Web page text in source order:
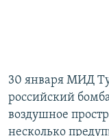
30 января МИД
российский
воздушное
несколько